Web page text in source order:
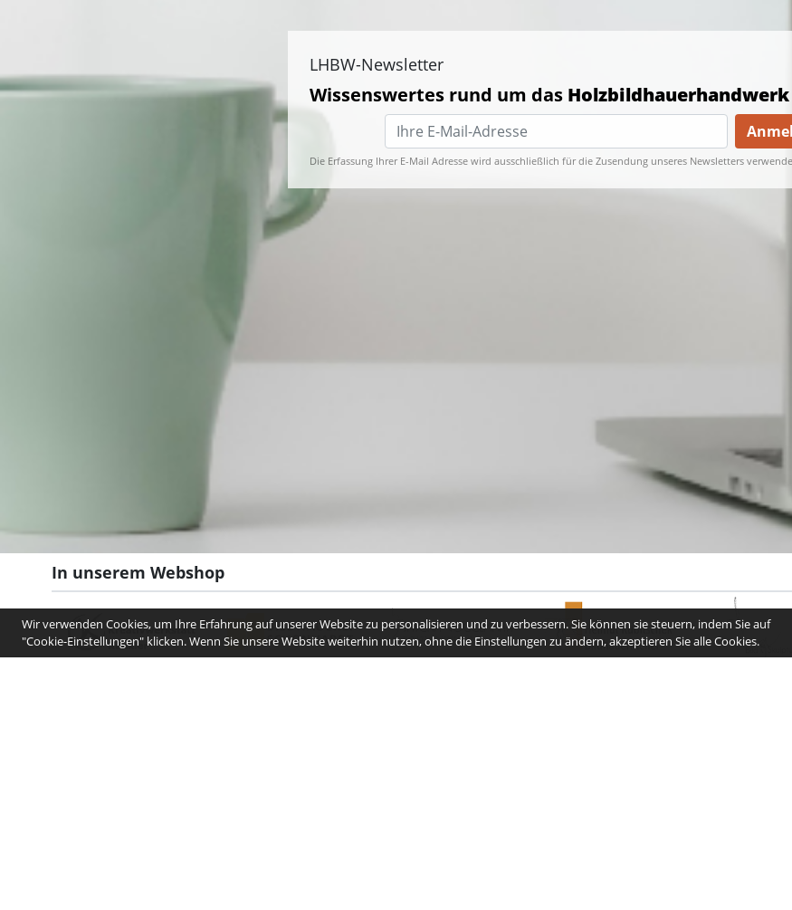
LHBW-Newsletter
Wissenswertes rund um das Holzbildhauerhandwerk
Die Erfassung Ihrer E-Mail Adresse wird ausschließlich für die Zusendung unseres Newsletters
In unserem Webshop
Wir verwenden Cookies, um Ihre Erfahrung auf unserer Website zu personalisieren und zu verbessern. Sie können sie steuern, indem Sie auf
"Cookie-Einstellungen" klicken. Wenn Sie unsere Website weiterhin nutzen, ohne die Einstellungen zu ändern, akzeptieren Sie alle Cookies.